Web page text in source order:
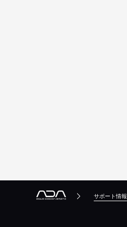
サポート情報